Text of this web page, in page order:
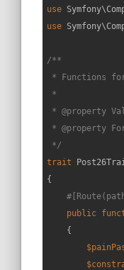
use Symfony\
use Symfony\
/**
* Functions
*
* @property
* @property
*/
trait
{
public
{